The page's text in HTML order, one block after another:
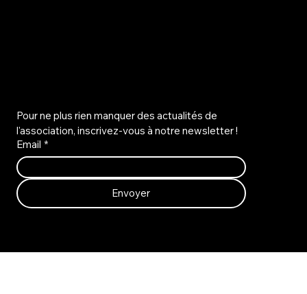
Pour ne plus rien manquer des actualités de
l'association, inscrivez-vous à notre newsletter !
Email *
Envoyer